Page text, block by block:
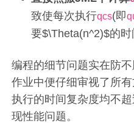
致使每次执行qcs(即
要$\Theta(n^2)$的时
编程的细节问题实在防
作业中便仔细审视了所
执行的时间复杂度均不
现性能问题。